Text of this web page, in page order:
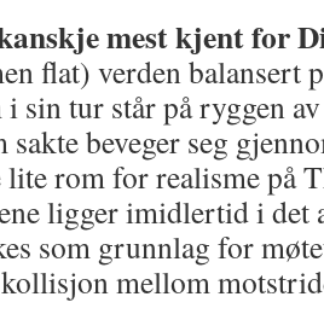
mest kjent for
flat) verden balansert
sin tur står på ryggen
sakte beveger seg
rom for realisme på
ligger imidlertid i det
som grunnlag for
mellom